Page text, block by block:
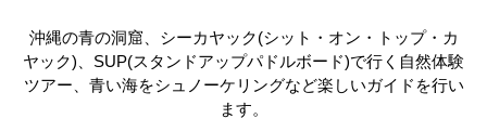
沖縄の青の洞窟、シーカヤック(シット・オン・トップ・カ
ヤック)、SUP(スタンドアップパドルボード)で行く自然体験
ツアー、青い海をシュノーケリングなど楽しいガイドを行い
ます。